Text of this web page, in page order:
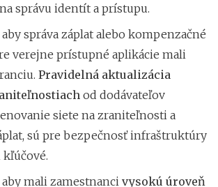
správu identít a prístupu.
správa záplat alebo kompenzačné
verejne prístupné aplikácie mali
Pravidelná aktualizácia
od dodávateľov
siete na zraniteľnosti a
sú pre bezpečnosť infraštruktúry
mali zamestnanci vysokú úroveň